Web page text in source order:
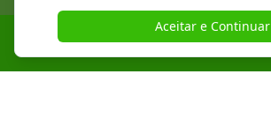
Desenvolvido pela
Aceitar e Continuar